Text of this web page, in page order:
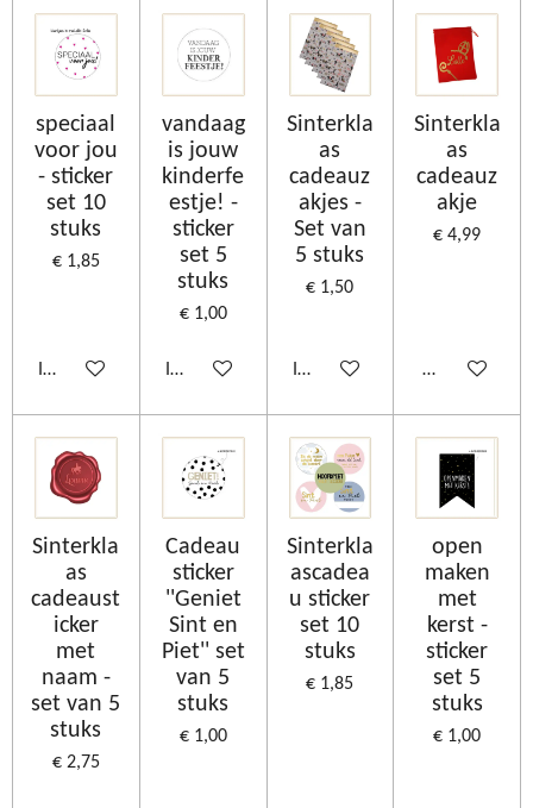
speciaal
voor jou
- sticker
set 10
stuks
€ 1,85
In winkelwagen
vandaag
is jouw
kinderfe
estje! -
sticker
set 5
stuks
€ 1,00
In winkelwagen
Sinterkla
as
cadeauz
akjes -
Set van
5 stuks
€ 1,50
In winkelwagen
Sinterkla
as
cadeauz
akje
€ 4,99
Bekijk details
Sinterkla
as
cadeaust
icker
met
naam -
set van 5
stuks
€ 2,75
Cadeau
sticker
''Geniet
Sint en
Piet'' set
van 5
stuks
€ 1,00
Sinterkla
ascadea
u sticker
set 10
stuks
€ 1,85
open
maken
met
kerst -
sticker
set 5
stuks
€ 1,00